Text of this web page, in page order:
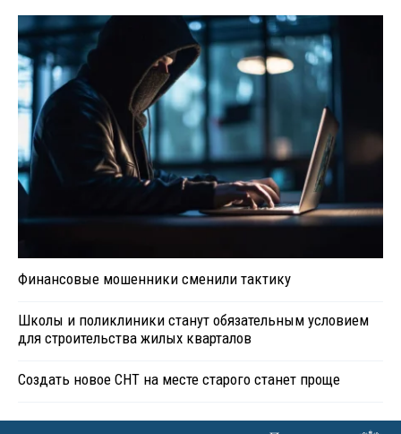
Финансовые мошенники сменили тактику
Школы и поликлиники станут обязательным условием
для строительства жилых кварталов
Создать новое СНТ на месте старого станет проще